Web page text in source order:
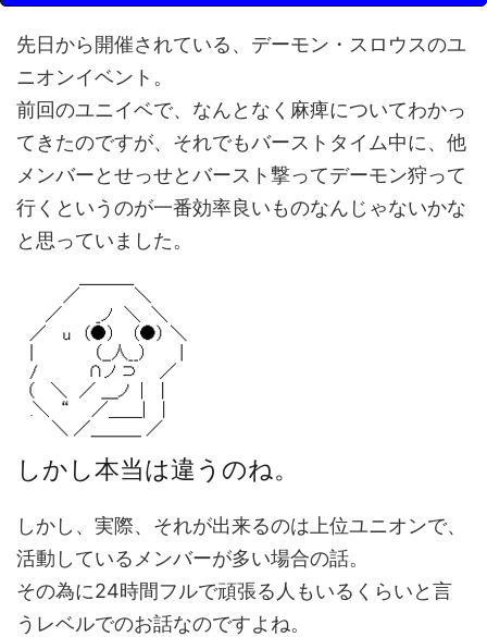
先日から開催されている、デーモン・スロウスのユ
ニオンイベント。
前回のユニイベで、なんとなく麻痺についてわかっ
てきたのですが、それでもバーストタイム中に、他
メンバーとせっせとバースト撃ってデーモン狩って
行くというのが一番効率良いものなんじゃないかな
と思っていました。
しかし本当は違うのね。
しかし、実際、それが出来るのは上位ユニオンで、
活動しているメンバーが多い場合の話。
その為に24時間フルで頑張る人もいるくらいと言
うレベルでのお話なのですよね。